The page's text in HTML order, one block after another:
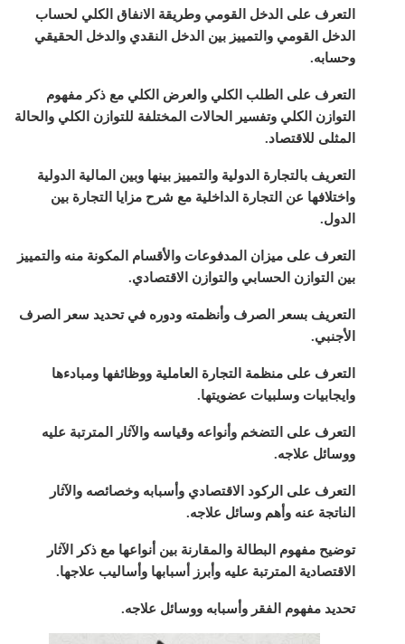
التعرف على الدخل القومي وطريقة الانفاق الكلي لحساب
الدخل القومي والتمييز بين الدخل النقدي والدخل الحقيقي
وحسابه.
التعرف على الطلب الكلي والعرض الكلي مع ذكر مفهوم
التوازن الكلي وتفسير الحالات المختلفة للتوازن الكلي والحالة
المثلى للاقتصاد.
التعريف بالتجارة الدولية والتمييز بينها وبين المالية الدولية
واختلافها عن التجارة الداخلية مع شرح مزايا التجارة بين
الدول.
التعرف على ميزان المدفوعات والأقسام المكونة منه والتمييز
بين التوازن الحسابي والتوازن الاقتصادي.
التعريف بسعر الصرف وأنظمته ودوره في تحديد سعر الصرف
الأجنبي.
التعرف على منظمة التجارة العاملية ووظائفها ومبادءها
وايجابيات وسلبيات عضويتها.
التعرف على التضخم وأنواعه وقياسه والآثار المترتبة عليه
ووسائل علاجه.
التعرف على الركود الاقتصادي وأسبابه وخصائصه والآثار
الناتجة عنه وأهم وسائل علاجه.
توضيح مفهوم البطالة والمقارنة بين أنواعها مع ذكر الآثار
الاقتصادية المترتبة عليه وأبرز أسبابها وأساليب علاجها.
تحديد مفهوم الفقر وأسبابه ووسائل علاجه.